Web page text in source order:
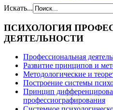
Искать...
ПСИХОЛОГИЯ
ДЕЯТЕЛЬНОСТИ
Профессиональная
Развитие принципов и
Методологические и
Построение системы
Принцип
профессиографирования